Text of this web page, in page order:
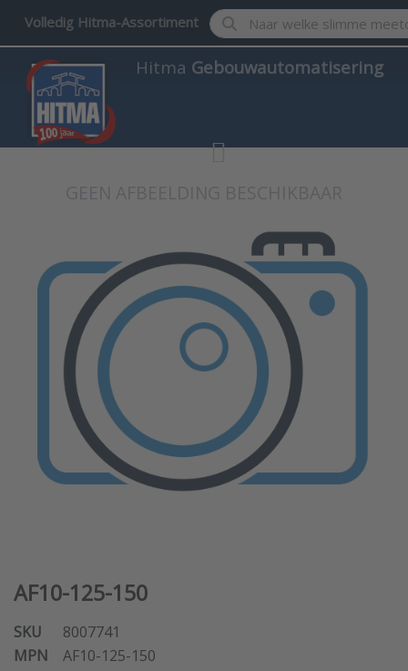
Volledig Hitma-Assortiment Enter a search term.
Hitma Gebouwautomatisering
AF10-125-150
SKU
8007741
MPN
AF10-125-150